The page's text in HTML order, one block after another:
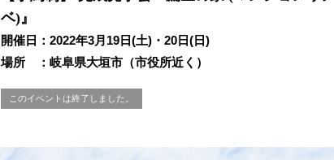
ベ)』
開催日：2022年3月19日(土)・20日(日)
場所 ：岐阜県大垣市（市役所近く）
このイベントは終了しました。